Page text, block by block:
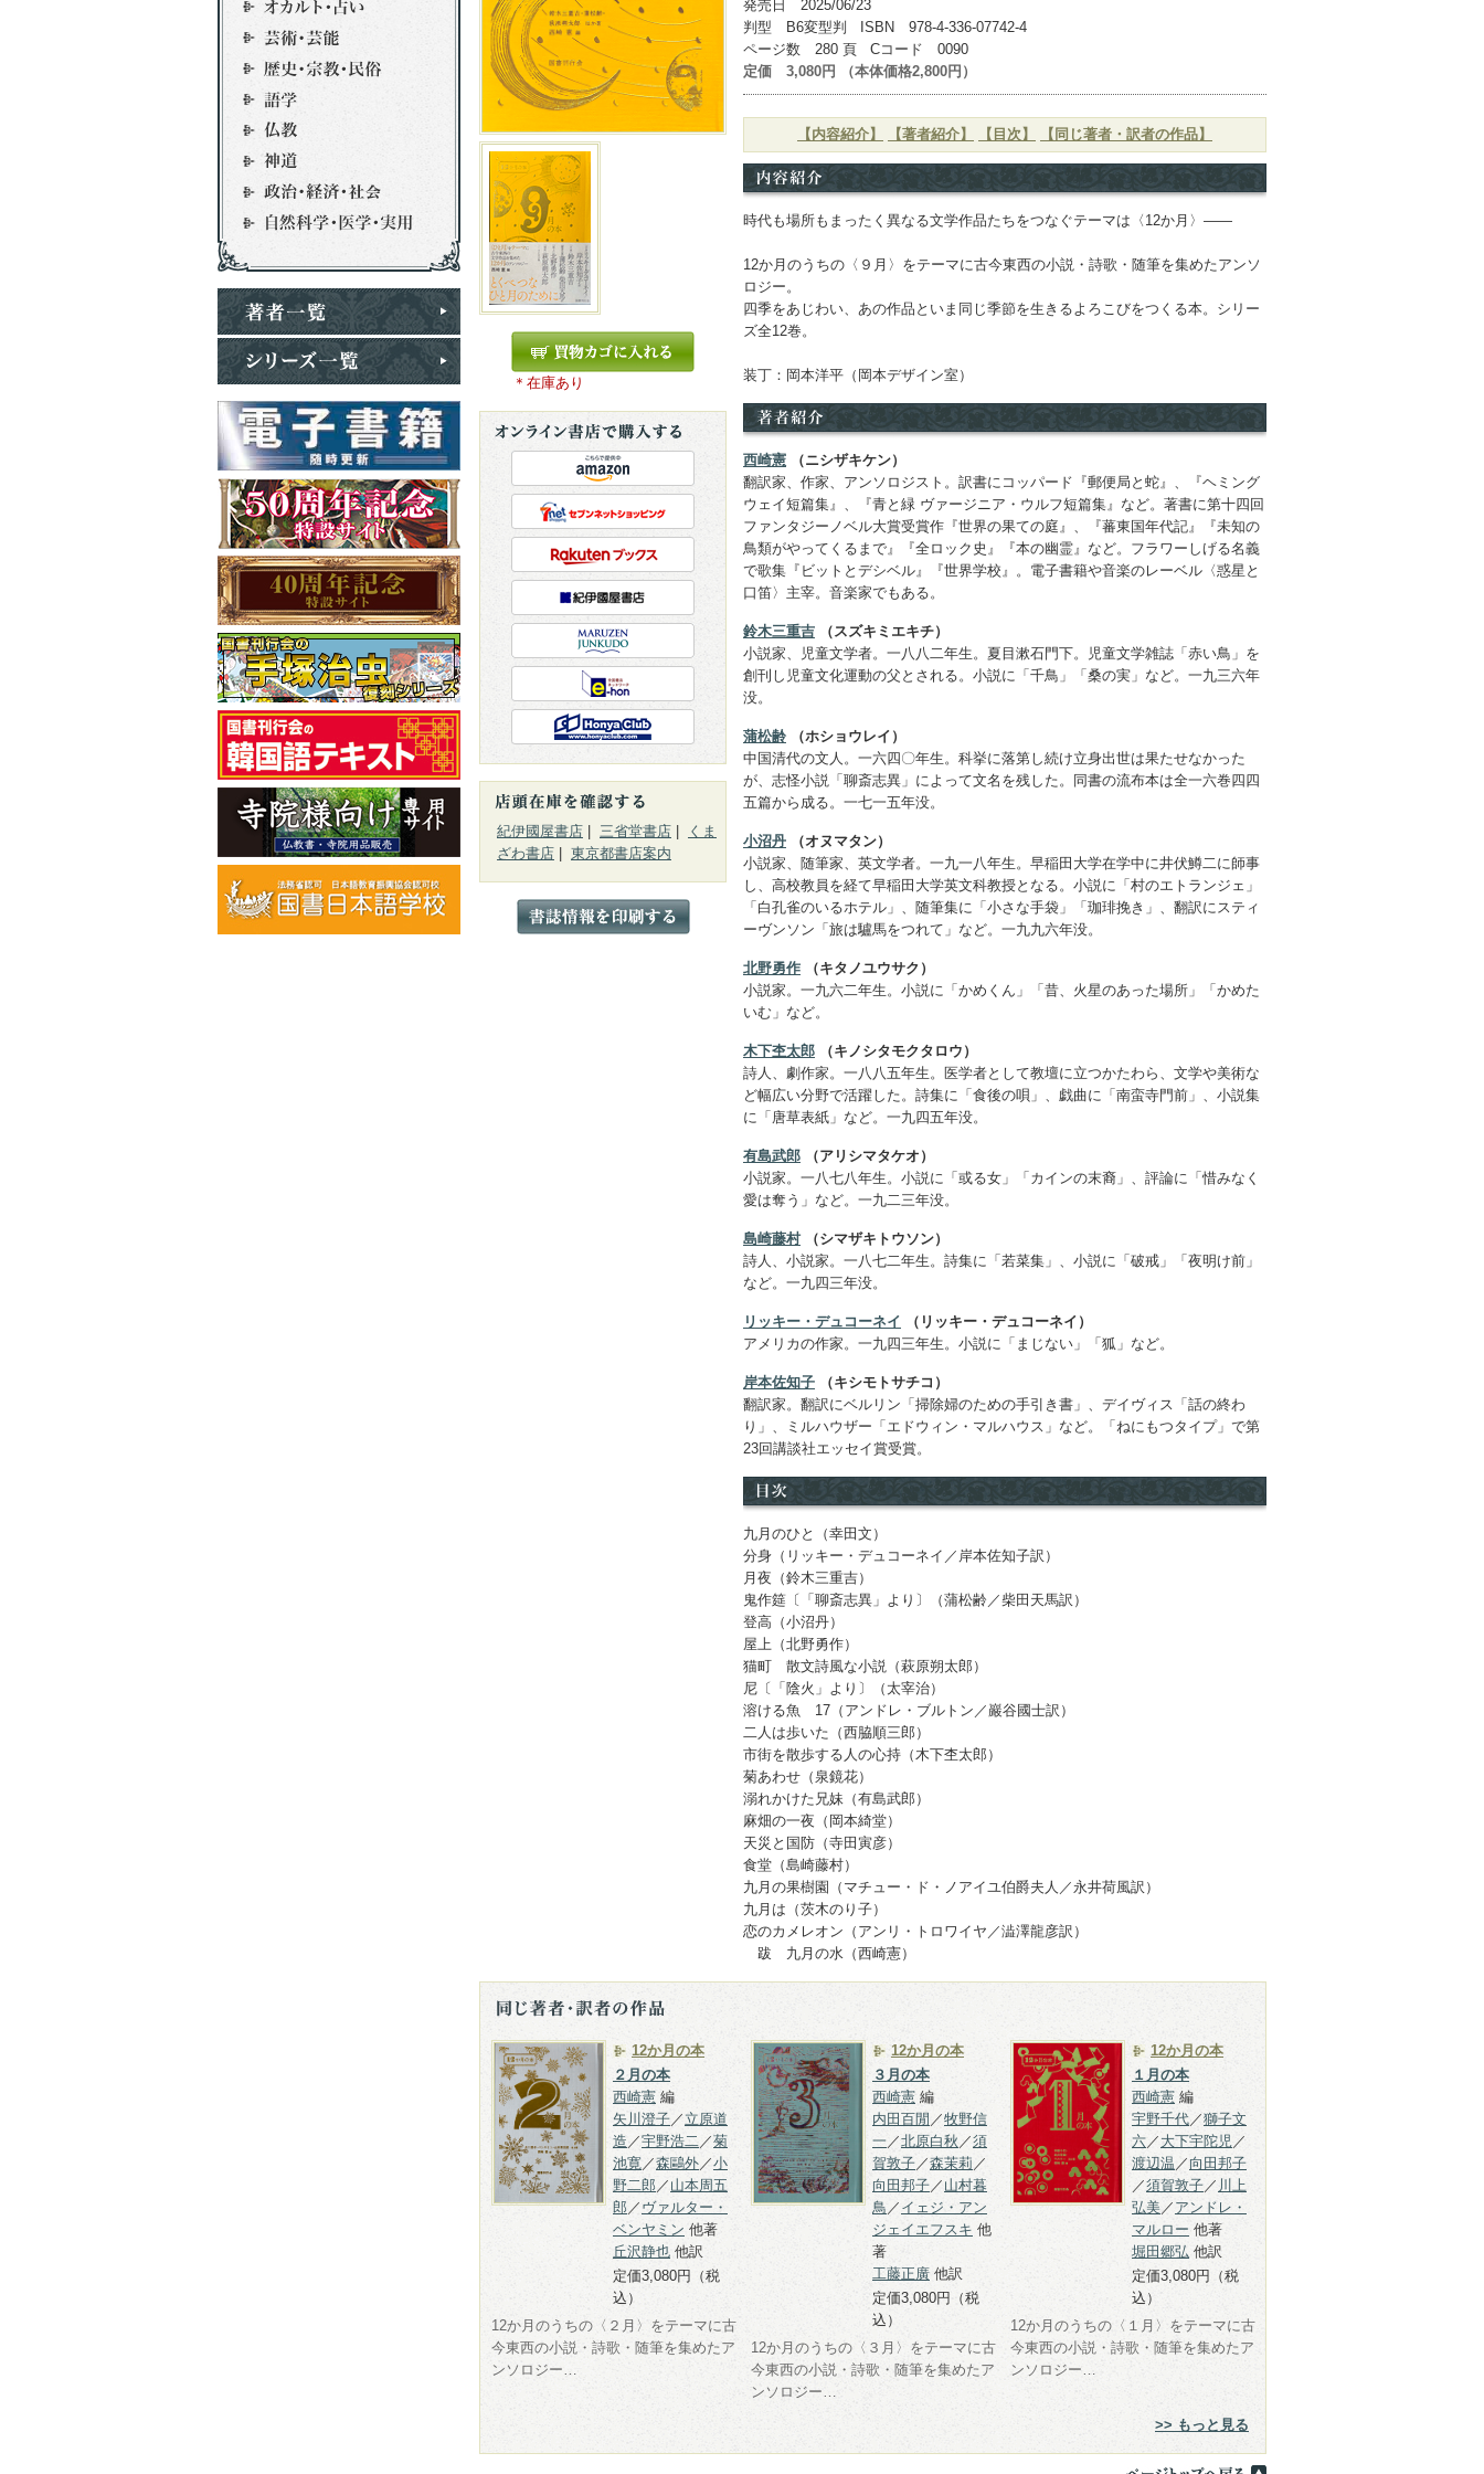
発売日 2025/06/23
判型 B6変型判 ISBN 978-4-336-07742-4
ページ数 280 頁 Cコード 0090
定価 3,080円 （本体価格2,800円）
【内容紹介】 【著者紹介】 【目次】 【同じ著者・訳者の作品】
時代も場所もまったく異なる文学作品たちをつなぐテーマは〈12か月〉――
12か月のうちの〈９月〉をテーマに古今東西の小説・詩歌・随筆を集めたアンソ
ロジー。
四季をあじわい、あの作品といま同じ季節を生きるよろこびをつくる本。シリー
ズ全12巻。
装丁：岡本洋平（岡本デザイン室）
西崎憲 （ニシザキケン）
翻訳家、作家、アンソロジスト。訳書にコッパード『郵便局と蛇』、『ヘミング
ウェイ短篇集』、『青と緑 ヴァージニア・ウルフ短篇集』など。著書に第十四回
ファンタジーノベル大賞受賞作『世界の果ての庭』、『蕃東国年代記』『未知の
鳥類がやってくるまで』『全ロック史』『本の幽霊』など。フラワーしげる名義
で歌集『ビットとデシベル』『世界学校』。電子書籍や音楽のレーベル〈惑星と
口笛〉主宰。音楽家でもある。
鈴木三重吉 （スズキミエキチ）
小説家、児童文学者。一八八二年生。夏目漱石門下。児童文学雑誌「赤い鳥」を
創刊し児童文化運動の父とされる。小説に「千鳥」「桑の実」など。一九三六年
没。
蒲松齢 （ホショウレイ）
中国清代の文人。一六四〇年生。科挙に落第し続け立身出世は果たせなかった
が、志怪小説「聊斎志異」によって文名を残した。同書の流布本は全一六巻四四
五篇から成る。一七一五年没。
小沼丹 （オヌマタン）
小説家、随筆家、英文学者。一九一八年生。早稲田大学在学中に井伏鱒二に師事
し、高校教員を経て早稲田大学英文科教授となる。小説に「村のエトランジェ」
「白孔雀のいるホテル」、随筆集に「小さな手袋」「珈琲挽き」、翻訳にスティ
ーヴンソン「旅は驢馬をつれて」など。一九九六年没。
北野勇作 （キタノユウサク）
小説家。一九六二年生。小説に「かめくん」「昔、火星のあった場所」「かめた
いむ」など。
木下杢太郎 （キノシタモクタロウ）
詩人、劇作家。一八八五年生。医学者として教壇に立つかたわら、文学や美術な
ど幅広い分野で活躍した。詩集に「食後の唄」、戯曲に「南蛮寺門前」、小説集
に「唐草表紙」など。一九四五年没。
有島武郎 （アリシマタケオ）
小説家。一八七八年生。小説に「或る女」「カインの末裔」、評論に「惜みなく
愛は奪う」など。一九二三年没。
島崎藤村（シマザキトウソン）
詩人、小説家。一八七二年生。詩集に「若菜集」、小説に「破戒」「夜明け前」
など。一九四三年没。
リッキー・デュコーネイ （リッキー・デュコーネイ）
アメリカの作家。一九四三年生。小説に「まじない」「狐」など。
岸本佐知子 （キシモトサチコ）
翻訳家。翻訳にベルリン「掃除婦のための手引き書」、デイヴィス「話の終わ
り」、ミルハウザー「エドウィン・マルハウス」など。「ねにもつタイプ」で第
23回講談社エッセイ賞受賞。
九月のひと（幸田文）
分身（リッキー・デュコーネイ／岸本佐知子訳）
月夜（鈴木三重吉）
鬼作筵〔「聊斎志異」より〕（蒲松齢／柴田天馬訳）
登高（小沼丹）
屋上（北野勇作）
猫町 散文詩風な小説（萩原朔太郎）
尼〔「陰火」より〕（太宰治）
溶ける魚 17（アンドレ・ブルトン／巖谷國士訳）
二人は歩いた（西脇順三郎）
市街を散歩する人の心持（木下杢太郎）
菊あわせ（泉鏡花）
溺れかけた兄妹（有島武郎）
麻畑の一夜（岡本綺堂）
天災と国防（寺田寅彦）
食堂（島崎藤村）
九月の果樹園（マチュー・ド・ノアイユ伯爵夫人／永井荷風訳）
九月は（茨木のり子）
恋のカメレオン（アンリ・トロワイヤ／澁澤龍彦訳）
跋 九月の水（西崎憲）
＊在庫あり
紀伊國屋書店 三省堂書店
くま
ざわ書店
東京都書店案内
12か月の本
２月の本
西崎憲 編
矢川澄子／ 立原道
造 ／宇野浩二／菊
池寛／森鷗外／小
野二郎 ／ 山本周五
郎 ／ ヴァルター・
ベンヤミン 他著
丘沢静也 他訳
定価3,080円（税
込）
12か月のうちの〈２月〉をテーマに古
今東西の小説・詩歌・随筆を集めたア
ンソロジー…
12か月の本
３月の本
西崎憲 編
内田百閒 ／牧野信
一 ／北原白秋 ／須
賀敦子／森茉莉 ／
向田邦子／ 山村暮
鳥 ／ イェジ・アン
ジェイエフスキ 他
著
工藤正廣 他訳
定価3,080円（税
込）
12か月のうちの〈３月〉をテーマに古
今東西の小説・詩歌・随筆を集めたア
ンソロジー…
12か月の本
１月の本
西崎憲 編
宇野千代／獅子文
六／ 大下宇陀児／
渡辺温 ／ 向田邦子
／須賀敦子／ 川上
弘美／ アンドレ・
マルロー 他著
堀田郷弘 他訳
定価3,080円（税
込）
12か月のうちの〈１月〉をテーマに古
今東西の小説・詩歌・随筆を集めたア
ンソロジー…
>> もっと見る